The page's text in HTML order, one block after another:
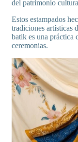
del patrimonio
Estos estampados
tradiciones artísticas
batik es una práctica
ceremonias.